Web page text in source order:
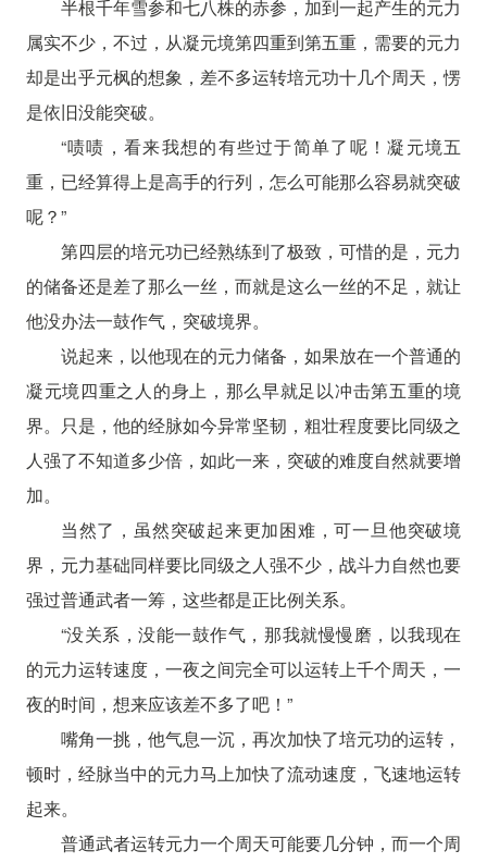
半根千年雪参和七八株的赤参，加到一起产生的元力
属实不少，不过，从凝元境第四重到第五重，需要的元力
却是出乎元枫的想象，差不多运转培元功十几个周天，愣
是依旧没能突破。
“啧啧，看来我想的有些过于简单了呢！凝元境五
重，已经算得上是高手的行列，怎么可能那么容易就突破
呢？”
第四层的培元功已经熟练到了极致，可惜的是，元力
的储备还是差了那么一丝，而就是这么一丝的不足，就让
他没办法一鼓作气，突破境界。
说起来，以他现在的元力储备，如果放在一个普通的
凝元境四重之人的身上，那么早就足以冲击第五重的境
界。只是，他的经脉如今异常坚韧，粗壮程度要比同级之
人强了不知道多少倍，如此一来，突破的难度自然就要增
加。
当然了，虽然突破起来更加困难，可一旦他突破境
界，元力基础同样要比同级之人强不少，战斗力自然也要
强过普通武者一筹，这些都是正比例关系。
“没关系，没能一鼓作气，那我就慢慢磨，以我现在
的元力运转速度，一夜之间完全可以运转上千个周天，一
夜的时间，想来应该差不多了吧！”
嘴角一挑，他气息一沉，再次加快了培元功的运转，
顿时，经脉当中的元力马上加快了流动速度，飞速地运转
起来。
普通武者运转元力一个周天可能要几分钟，而一个周